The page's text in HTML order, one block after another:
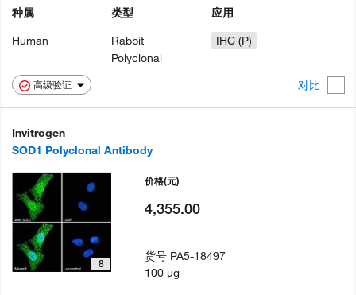
高级验证 对比
种属
Human
类型
Rabbit
Polyclonal
应用
IHC (P)
Invitrogen
SOD1 Polyclonal Antibody
8
价格(元)
4,355.00
货号 PA5-18497
100 µg